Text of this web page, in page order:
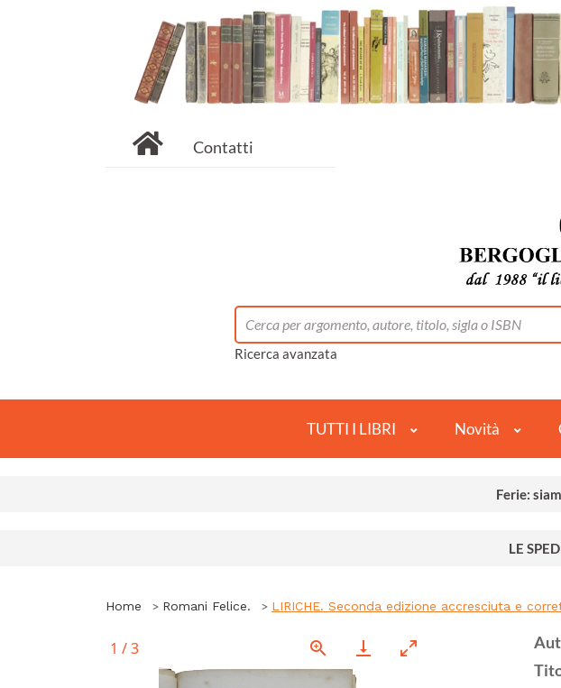
Contatti
Ricerca avanzata
TUTTI I LIBRI Novità
Ferie:
LE
Home Romani Felice. LIRICHE. Seconda edizione accresciuta e
1 /3